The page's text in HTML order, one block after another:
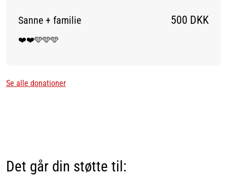
Sanne + familie 500 DKK
❤️❤️🩵🩵🩵
Se alle donationer
Det går din støtte til: